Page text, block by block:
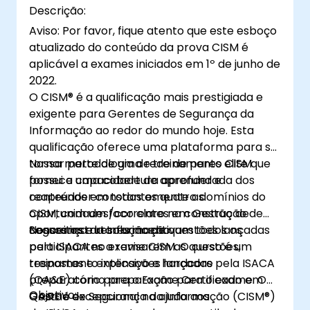
a confidencialidade, integridade e
disponibilidade dos ativos de informação.
Descrição:
Aviso: Por favor, fique atento que este esboço
atualizado do conteúdo da prova CISM é
aplicável a exames iniciados em 1º de junho de
2022.
O CISM® é a qualificação mais prestigiada e
exigente para Gerentes de Segurança da
Informação ao redor do mundo hoje. Esta
qualificação oferece uma plataforma para se
tornar parte de uma rede de pares elite que
possui a capacidade de aprender e
reaprender constantemente as
oportunidades/correntes em Gestão de
Segurança da Informação.
Nossa metodologia de treinamento CISM
fornece uma cobertura aprofundada dos
conteúdos em todos os quatro domínios do
CISM, com um foco claro na construção de
conceitos e resolução de questões lançadas
pela ISACA no exame CISM. O curso é um
treinamento intensivo e hardcore
preparatório para o Exame Certificado em
Gestão de Segurança da Informação (CISM®)
Nossos instrutores incentivam todos os
participantes a revisarem as questões,
respostas e explicações lançadas pela ISACA
(QA&E) como preparação para o exame. O
QA&E é excepcional na ajuda aos
Objetivo: